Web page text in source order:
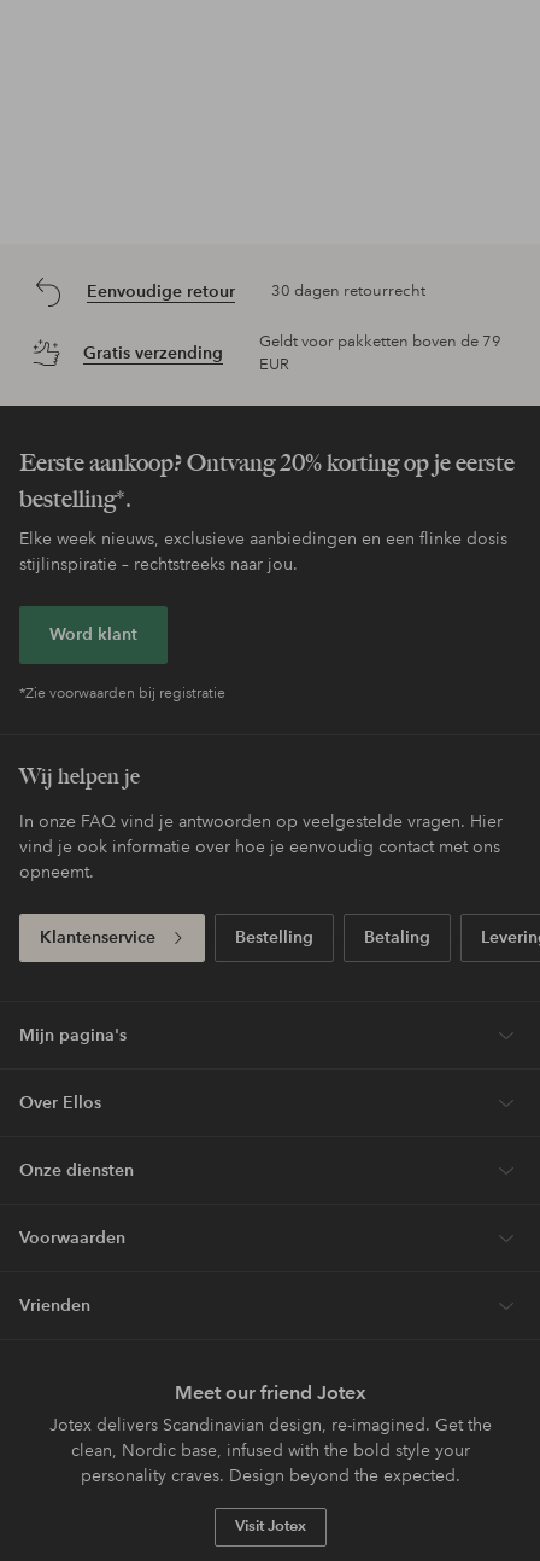
Eenvoudige retour 30 dagen retourrecht
Gratis verzending
Geldt voor pakketten boven de 79
EUR
Eerste aankoop? Ontvang 20% korting op je eerste
bestelling*.
Elke week nieuws, exclusieve aanbiedingen en een flinke dosis
stijlinspiratie – rechtstreeks naar jou.
Word klant
*Zie voorwaarden bij registratie
Wij helpen je
In onze FAQ vind je antwoorden op veelgestelde vragen. Hier
vind je ook informatie over hoe je eenvoudig contact met ons
opneemt.
Klantenservice Bestelling Betaling
Mijn pagina's
Over Ellos
Onze diensten
Voorwaarden
Vrienden
Meet our friend Jotex
Jotex delivers Scandinavian design, re-imagined. Get the
clean, Nordic base, infused with the bold style your
personality craves. Design beyond the expected.
Visit Jotex